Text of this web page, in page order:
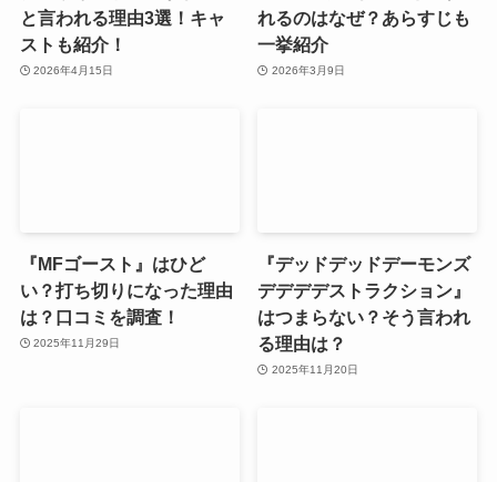
と言われる理由3選！キャ
ストも紹介！
2026年4月15日
れるのはなぜ？あらすじも
一挙紹介
2026年3月9日
『MFゴースト』はひど
い？打ち切りになった理由
は？口コミを調査！
2025年11月29日
『デッドデッドデーモンズ
デデデデストラクション』
はつまらない？そう言われ
る理由は？
2025年11月20日